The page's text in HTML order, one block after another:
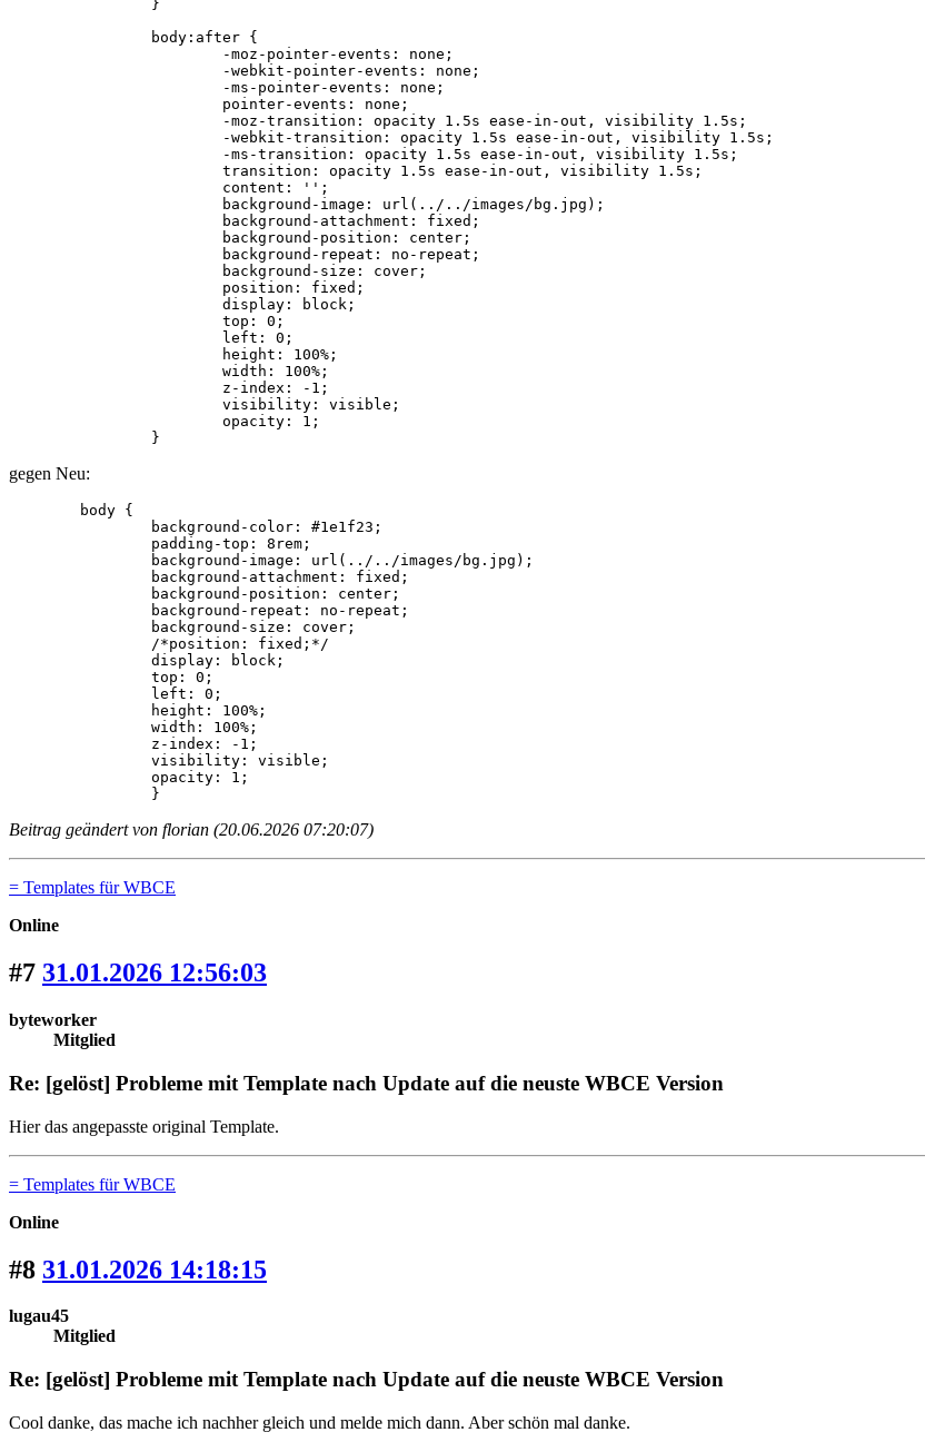
		}
gegen Neu:
		}
Beitrag geändert von florian (20.06.2026 07:20:07)
= Templates für WBCE
Online
#7 31.01.2026 12:56:03
byteworker
Mitglied
Re: [gelöst] Probleme mit Template nach Update auf die neuste WBCE Version
Hier das angepasste original Template.
= Templates für WBCE
Online
#8 31.01.2026 14:18:15
lugau45
Mitglied
Re: [gelöst] Probleme mit Template nach Update auf die neuste WBCE Version
Cool danke, das mache ich nachher gleich und melde mich dann. Aber schön mal danke.